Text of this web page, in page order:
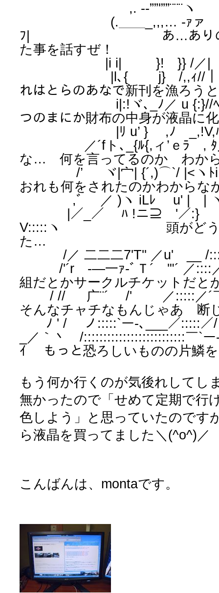
,. -‐””'””¨¨¨ヽ
(.＿＿_,,,… -ｧァ
ﾌ| あ…ありのまま
た事を話すぜ！
|i i| }! }} /／|
|l､{ j} /,,ｨ//
れはとらのあなで新刊を漁ろう
i|:!ヾ､_ﾉ／
つのまにか財布の中身が液晶に
|ﾘ u’ } ,ﾉ _,!V,ﾊ
／´fト､_{ﾙ{,ィ
な… 何を言ってるのか わか
/’ ヾ|宀|
おれも何をされたのかわから
,ﾞ ／ )ヽ iLﾚ u' | | ヾ
|／_／ ﾊ !ニ⊇ '／:}
V:::::ヽ 頭がどうにか
た…
/／ 二二二7'T'' ／u' __ /
/'´r -―一ｧ‐ﾞＴ´ '"´
組だとかサークルチケットだと
/ // 广¨´ /' ／:::::／
そんなチャチなもんじゃあ 断
ﾉ ' / ノ:::::`ー-､___
_／｀丶 /
ｲ もっと恐ろしいものの片鱗
もう何か行くのが気後れしてし
無かったので「せめて定期で行
色しよう」と思っていたのです
ら液晶を買ってました＼(^o^)／
こんばんは、montaです。